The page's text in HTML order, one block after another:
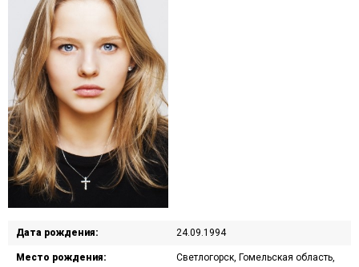
Дата рождения: 24.09.1994
Место рождения:
Светлогорск, Гомельская область,